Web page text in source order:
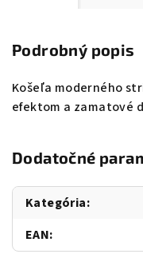
Podrobný popis
Košeľa moderného
efektom a zamatové
Dodatočné
Kategória:
EAN: